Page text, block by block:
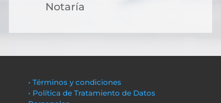
Notaría
• Términos y condiciones
• Política de Tratamiento de Datos